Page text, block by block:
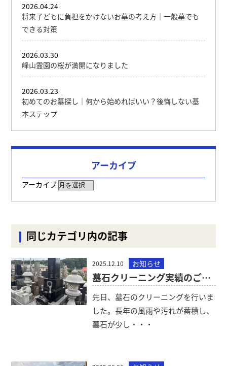
将来子どもに負担をかけないお墓の考え方｜一般墓でも
できる対策
2026.04.24
峰山霊園の桜が満開になりました
2026.03.30
初めてのお墓探し｜何から始めればいい？後悔しない基
本ステップ
2026.03.23
アーカイブ
アーカイブ
同じカテゴリ内の記事
2025.12.10 お知らせ
墓石クリーニング実績のご紹介
先日、墓石のクリーニングを行いま
した。長年の風雨や汚れが蓄積し、
墓石が少し・・・